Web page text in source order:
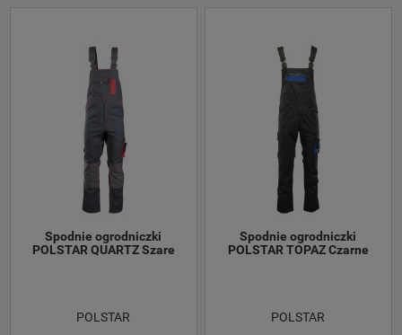
Spodnie ogrodniczki
POLSTAR QUARTZ Szare
POLSTAR
Spodnie ogrodniczki
POLSTAR TOPAZ Czarne
POLSTAR